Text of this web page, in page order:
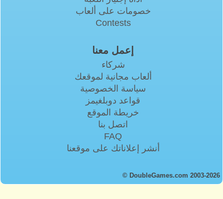
خصومات على ألعاب
Contests
إعمل معنا
شركاء
ألعاب مجانية لموقعك
سياسة الخصوصية
قواعد دوبلغيمز
خريطة الموقع
اتصل بنا
FAQ
أنشر إعلاناتك على موقعنا
© DoubleGames.com 2003-2026